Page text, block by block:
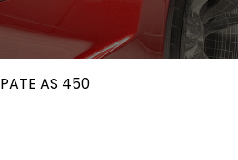
PATE AS 450